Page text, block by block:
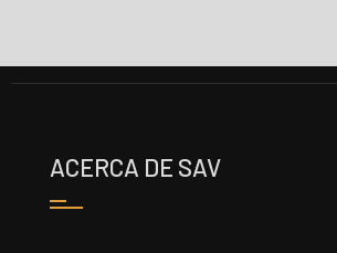
ACERCA DE SAV